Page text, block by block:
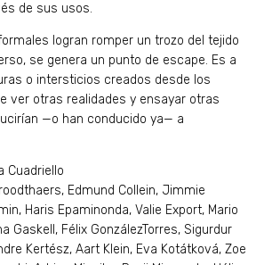
de sus usos.
logran romper un trozo del tejido
se genera un punto de escape. Es a
o intersticios creados desde los
ver otras realidades y ensayar otras
—o han conducido ya— a
Cuadriello
Edmund Collein, Jimmie
Haris Epaminonda, Valie Export, Mario
Gaskell, Félix González­Torres, Sigurdur
Kertész, Aart Klein, Eva Kotátková, Zoe